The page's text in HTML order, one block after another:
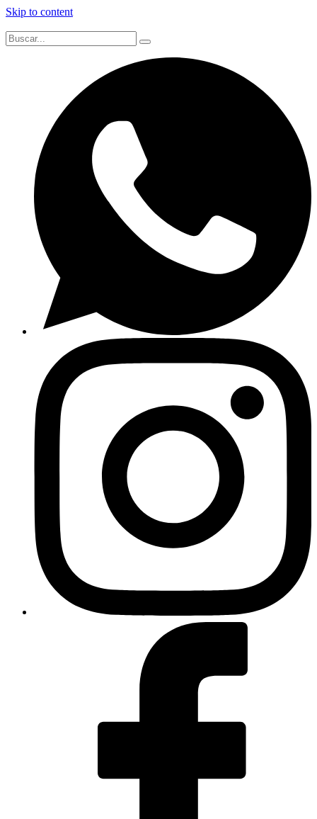
Skip to content